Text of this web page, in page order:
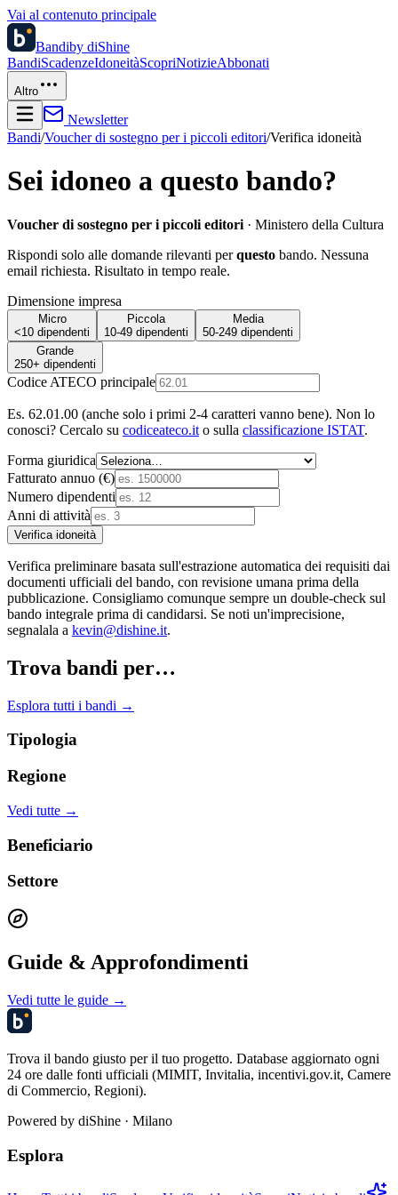
Vai al contenuto principale
Bandiby diShine
BandiScadenzeIdoneitàScopriNotizieAbbonati
Altro
Newsletter
Bandi/Voucher di sostegno per i piccoli editori/Verifica idoneità
Sei idoneo a questo bando?
Voucher di sostegno per i piccoli editori · Ministero della Cultura
Rispondi solo alle domande rilevanti perquesto bando. Nessuna
email richiesta. Risultato in tempo reale.
Dimensione impresa
Micro
<10 dipendenti
Piccola
10-49 dipendenti
Media
50-249 dipendenti
Grande
250+ dipendenti
Codice ATECO principale
Es. 62.01.00 (anche solo i primi 2-4 caratteri vanno bene). Non lo
conosci? Cercalo su codiceateco.it o sulla classificazione ISTAT.
Forma giuridica
Fatturato annuo (€)
Numero dipendenti
Anni di attività
Verifica idoneità
Verifica preliminare basata sull'estrazione automatica dei requisiti dai
documenti ufficiali del bando, con revisione umana prima della
pubblicazione. Consigliamo comunque sempre un double-check sul
bando integrale prima di candidarsi. Se noti un'imprecisione,
segnalala a kevin@dishine.it.
Trova bandi per…
Esplora tutti i bandi →
Tipologia
Regione
Vedi tutte →
Beneficiario
Settore
Guide & Approfondimenti
Vedi tutte le guide →
Trova il bando giusto per il tuo progetto. Database aggiornato ogni
24 ore dalle fonti ufficiali (MIMIT, Invitalia, incentivi.gov.it, Camere
di Commercio, Regioni).
Powered by diShine · Milano
Esplora